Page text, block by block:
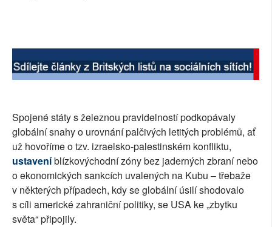
Spojené státy s železnou pravidelností podkopávaly
globální snahy o urovnání palčivých letitých problémů, ať
už hovoříme o tzv. izraelsko-palestinském konfliktu,
ustaveníblízkovýchodní zóny bez jaderných zbraní nebo
o ekonomických sankcích uvalených na Kubu – třebaže
v některých případech, kdy se globální úsilí shodovalo
s cíli americké zahraniční politiky, se USA ke „zbytku
světa“ připojily.